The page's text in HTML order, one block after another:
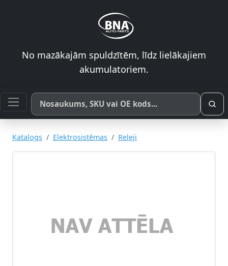
No mazākajām spuldzītēm, līdz lielākajiem
akumulatoriem.
Meklēt pēc produkta nosaukuma, SKU vai OE koda
Katalogs Elektrosistēmas Releji